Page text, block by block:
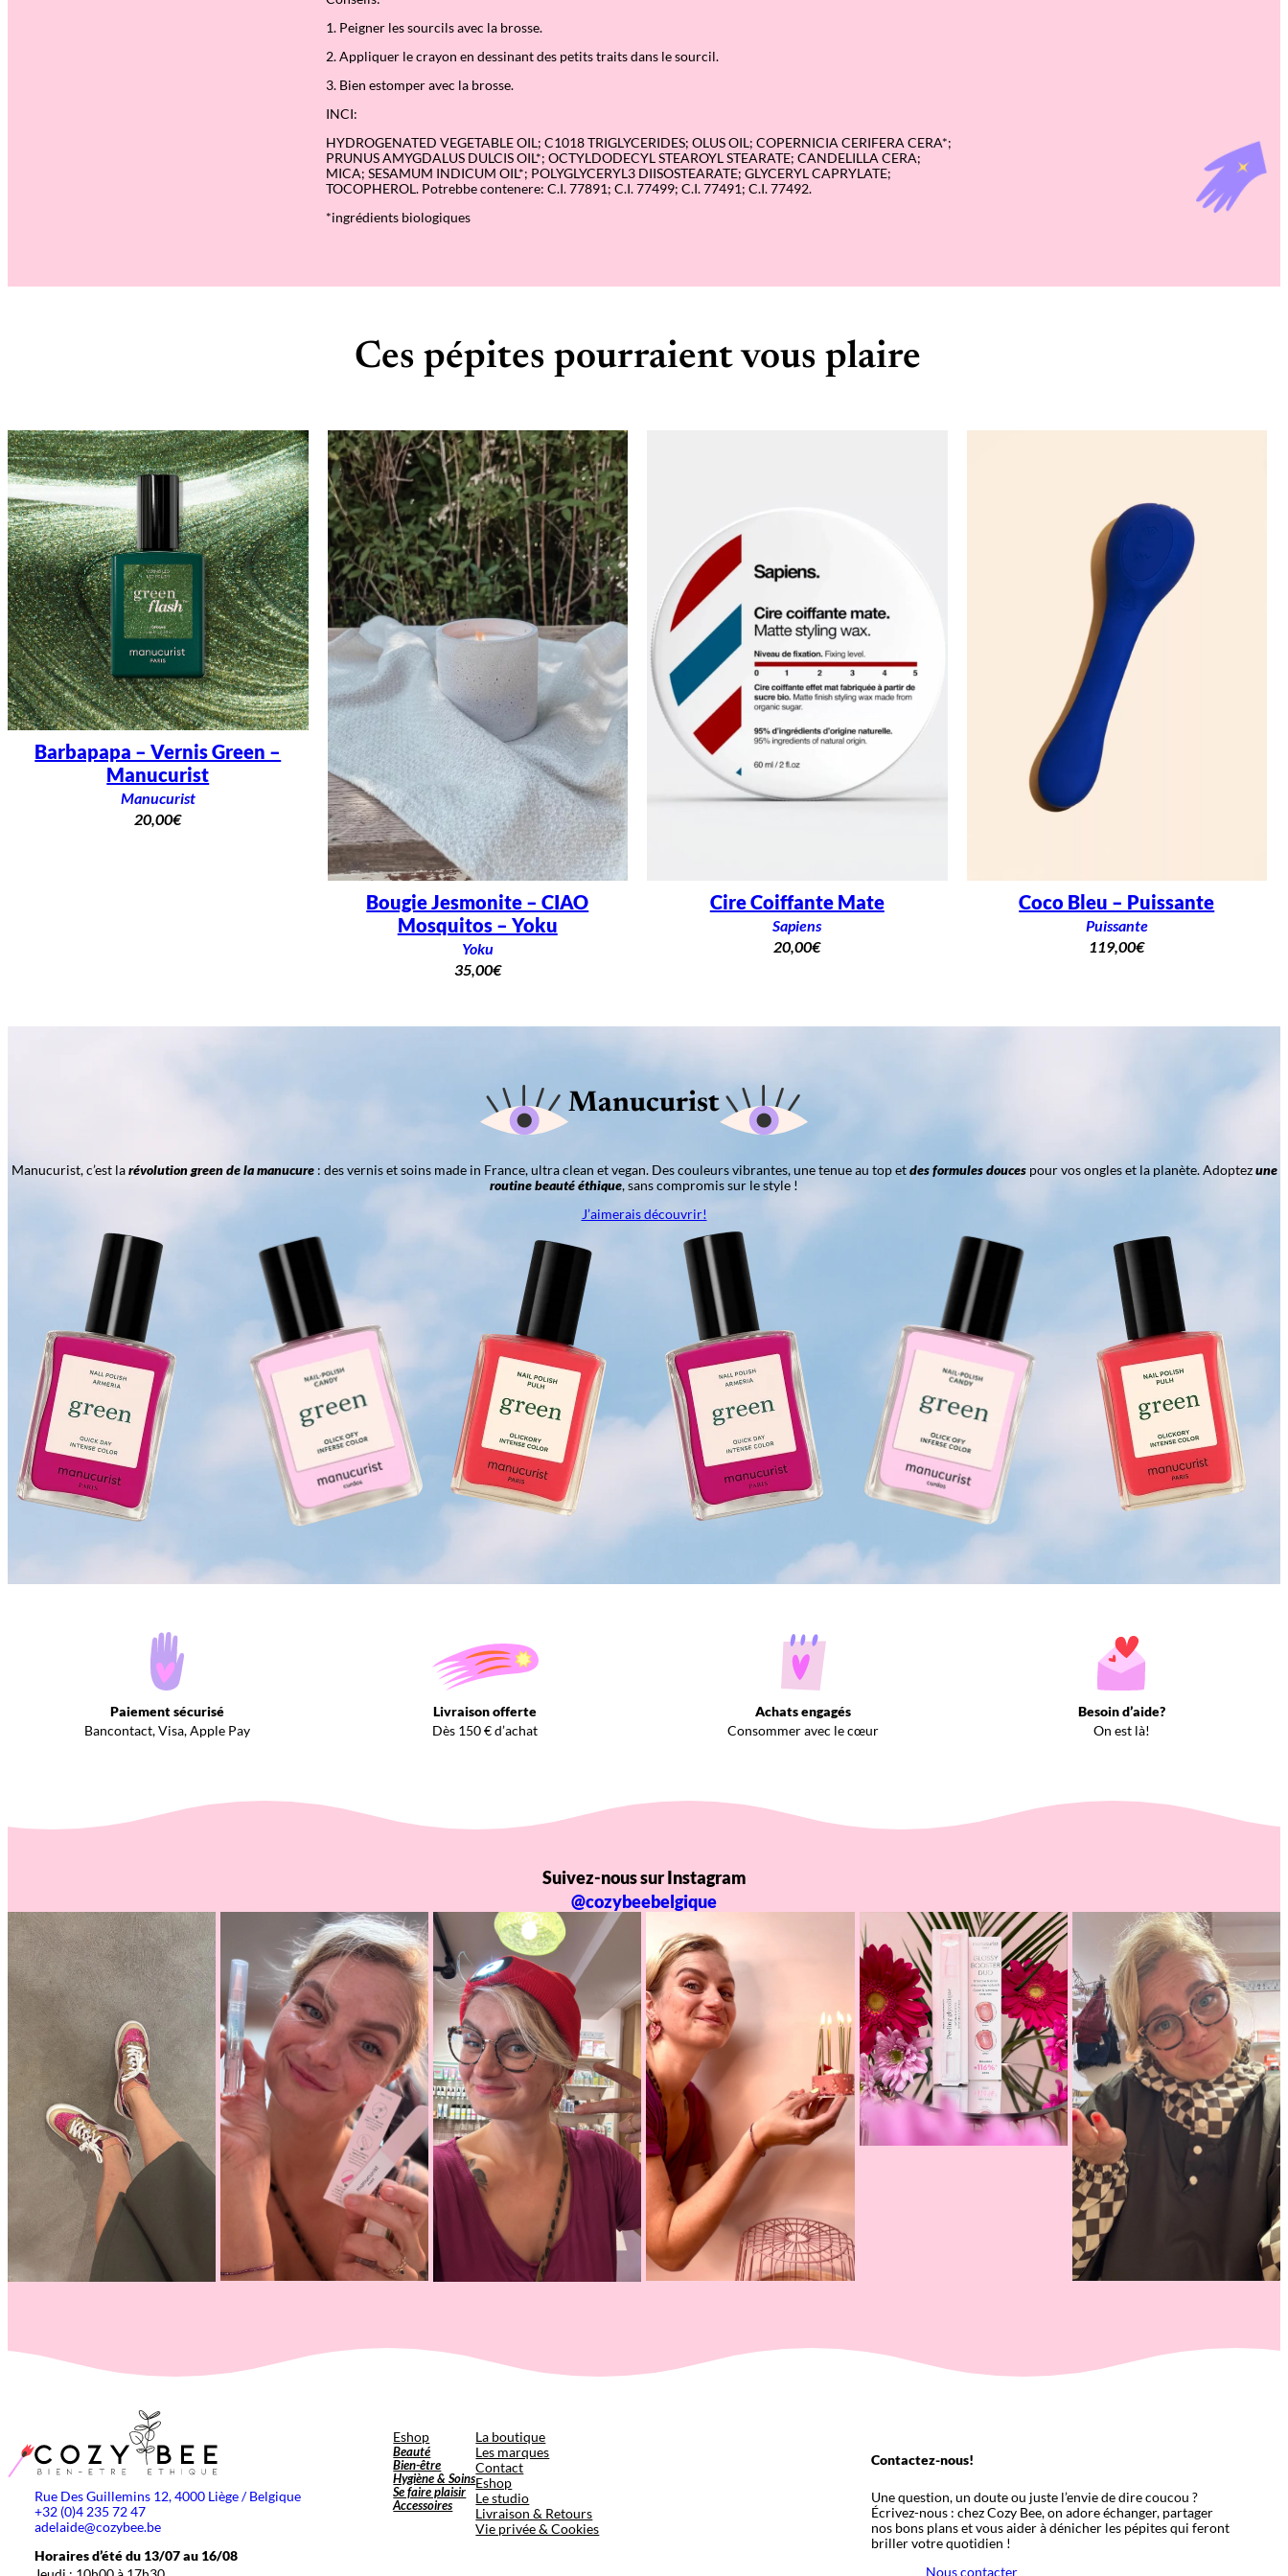
l
c
b
r
o
s
P
B
i
1. Peigner les sourcils avec la brosse.
2. Appliquer le crayon en dessinant des petits traits dans le sourcil.
3. Bien estomper avec la brosse.
INCI:
HYDROGENATED VEGETABLE OIL; C1018 TRIGLYCERIDES; OLUS OIL; COPERNICIA CERIFERA CERA*;
PRUNUS AMYGDALUS DULCIS OIL*; OCTYLDODECYL STEAROYL STEARATE; CANDELILLA CERA;
MICA; SESAMUM INDICUM OIL*; POLYGLYCERYL3 DIISOSTEARATE; GLYCERYL CAPRYLATE;
TOCOPHEROL. Potrebbe contenere: C.I. 77891; C.I. 77499; C.I. 77491; C.I. 77492.
*ingrédients biologiques
Ces pépites pourraient vous plaire
Barbapapa – Vernis Green –
Manucurist
Manucurist
20,00€
Bougie Jesmonite – CIAO
Mosquitos – Yoku
Yoku
35,00€
Cire Coiffante Mate
Sapiens
20,00€
Coco Bleu – Puissante
Puissante
119,00€
Manucurist
Manucurist, c’est larévolution green de la manucure: des vernis et soins made in France, ultra clean et vegan. Des couleurs vibrantes, une tenue au top etdes formules doucespour vos ongles et la planète. Adoptezune
routine beauté éthique, sans compromis sur le style !
J’aimerais découvrir!
Paiement sécurisé
Bancontact, Visa, Apple Pay
Livraison offerte
Dès 150 € d’achat
Achats engagés
Consommer avec le cœur
Besoin d’aide?
On est là!
Suivez-nous sur Instagram
@cozybeebelgique
Rue Des Guillemins 12, 4000 Liège / Belgique
+32 (0)4 235 72 47
adelaide@cozybee.be
Horaires d’été du 13/07 au 16/08
Eshop
Beauté
Bien-être
Hygiène & Soins
Se faire plaisir
Accessoires
La boutique
Les marques
Contact
Eshop
Le studio
Livraison & Retours
Vie privée & Cookies
Contactez-nous!
Une question, un doute ou juste l’envie de dire coucou ?
Écrivez-nous : chez Cozy Bee, on adore échanger, partager
nos bons plans et vous aider à dénicher les pépites qui feront
briller votre quotidien !
Nous contacter